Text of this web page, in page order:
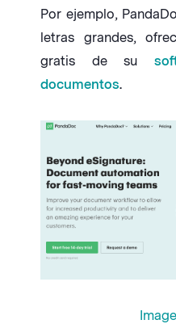
Por ejemplo,
letras grandes,
gratis de su
documentos.